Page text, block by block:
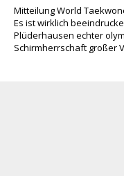
Mitteilung World
Es ist wirklich
Plüderhausen echter
Schirmherrschaft großer